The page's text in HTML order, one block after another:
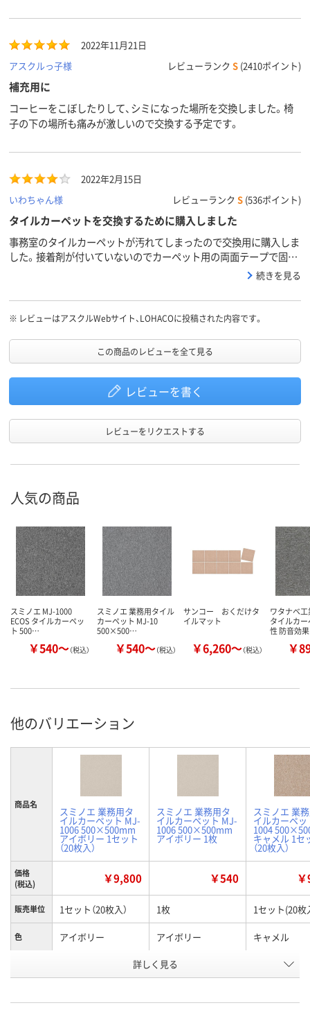
2022年11月21日
アスクルっ子様
レビューランク S (2410ポイント)
補充用に
コーヒーをこぼしたりして、シミになった場所を交換しました。椅
子の下の場所も痛みが激しいので交換する予定です。
2022年2月15日
いわちゃん様
レビューランク S (536ポイント)
タイルカーペットを交換するために購入しました
事務室のタイルカーペットが汚れてしまったので交換用に購入しま
した。接着剤が付いていないのでカーペット用の両面テープで固定
しました。なかなか同じ色の製品が見つからないので仕方なく同系
が、気にしない！別の場所のタイルと入れ替えてチェック模様にして
みました。そのうち汚れて色の違いが目立たなくなるかも(;'∀')
続きを見る
※ レビューはアスクルWebサイト、LOHACOに投稿された内容です。
この商品のレビューを全て見る
レビューを書く
レビューをリクエストする
人気の商品
スミノエ MJ-1000
ECOS タイルカーペッ
ト 500…
￥540～（税込）
スミノエ 業務用タイル
カーペット MJ-10
500×500…
￥540～（税込）
サンコー おくだけタ
イルマット
￥6,260～（税込）
ワタナベ
タイルカ
性 防音効果
￥
他のバリエーション
商品名
スミノエ 業務用タ
イルカーペット MJ-
1006 500×500mm
アイボリー 1セット
（20枚入）
スミノエ 業務用タ
イルカーペット MJ-
1006 500×500mm
アイボリー 1枚
スミノエ 業
イルカーペ
1004
キャメル 1セ
（20枚入）
価格
(税込)
￥9,800 ￥540
販売単位 1セット（20枚入） 1枚 1セット(20枚
色 アイボリー アイボリー キャメル
KJ50634 P723413
詳しく見る